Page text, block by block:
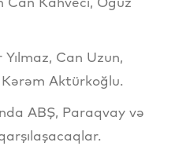
Can Uzun,
Kərəm Aktürkoğlu.
ABŞ, Paraqvay və